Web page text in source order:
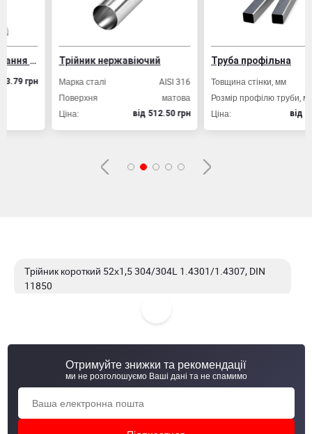
Дріт ВР-1 для армування залізобетонних конструкцій
Трійник нержавіючий
Марка сталі
AISI 316
Поверхня
матова
вiд 512.50 грн
Труба профільна
Товщина стінки, мм
Розмір профілю труби, мм
Ціна:
вiд 49.80
Трійник короткий 52х1,5 304/304L 1.4301/1.4307, DIN
11850
Трійник короткий 52х1,5 AISI 304/304L, DIN 11852, AWH,
20045 000 050 10, полиров. ( polished )
Трійник короткий 52х1,5 AISI 304/304L, DIN 11850,
Отримуйте знижки та рекомендації
ми не розголошуємо Ваші дані та не спамимо